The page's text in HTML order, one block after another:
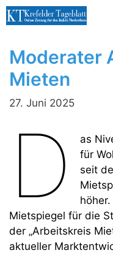
Zum
Inhalt
Moderater
Mieten
27. Juni 2025
D
as
für
seit
Mietspiegel für die
der „Arbeitskreis
aktueller